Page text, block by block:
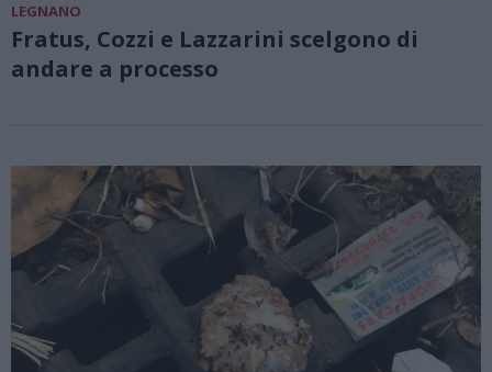
LEGNANO
Fratus, Cozzi e Lazzarini scelgono di
andare a processo